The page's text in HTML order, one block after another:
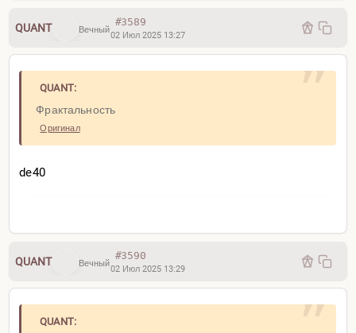
QUANT Вечный
#3589
02 Июл 2025 13:27
QUANT:
Фрактальность
Оригинал
de40
QUANT Вечный
#3590
02 Июл 2025 13:29
QUANT: